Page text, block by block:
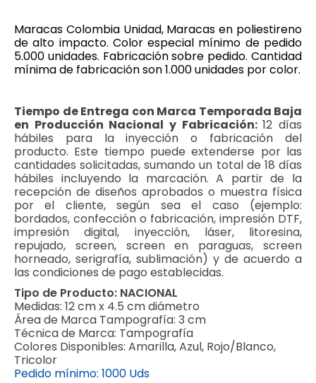
Maracas Colombia Unidad, Maracas en poliestireno
de alto impacto. Color especial mínimo de pedido
5.000 unidades. Fabricación sobre pedido. Cantidad
mínima de fabricación son 1.000 unidades por color.
Tiempo de Entrega con Marca Temporada Baja
en Producción Nacional y Fabricación:12 días
hábiles para la inyección o fabricación del
producto. Este tiempo puede extenderse por las
cantidades solicitadas, sumando un total de 18 días
hábiles incluyendo la marcación. A partir de la
recepción de diseños aprobados o muestra física
por el cliente, según sea el caso (ejemplo:
bordados, confección o fabricación, impresión DTF,
impresión digital, inyección, láser, litoresina,
repujado, screen, screen en paraguas, screen
horneado, serigrafía, sublimación) y de acuerdo a
las condiciones de pago establecidas.
Tipo de Producto: NACIONAL
Medidas: 12 cm x 4.5 cm diámetro
Área de Marca Tampografía: 3 cm
Técnica de Marca: Tampografía
Colores Disponibles: Amarilla, Azul, Rojo/Blanco,
Tricolor
Pedido mínimo: 1000 Uds